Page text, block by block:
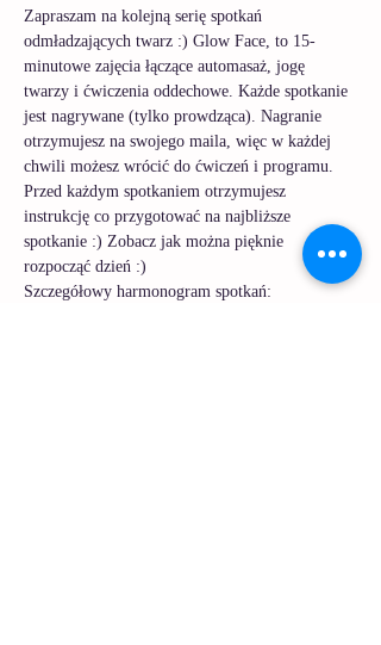
Zapraszam na kolejną serię spotkań
odmładzających twarz :) Glow Face, to 15-
minutowe zajęcia łączące automasaż, jogę
twarzy i ćwiczenia oddechowe. Każde spotkanie
jest nagrywane (tylko prowdząca). Nagranie
otrzymujesz na swojego maila, więc w każdej
chwili możesz wrócić do ćwiczeń i programu.
Przed każdym spotkaniem otrzymujesz
instrukcję co przygotować na najbliższe
spotkanie :) Zobacz jak można pięknie
rozpocząć dzień :)
Szczegółowy harmonogram spotkań: